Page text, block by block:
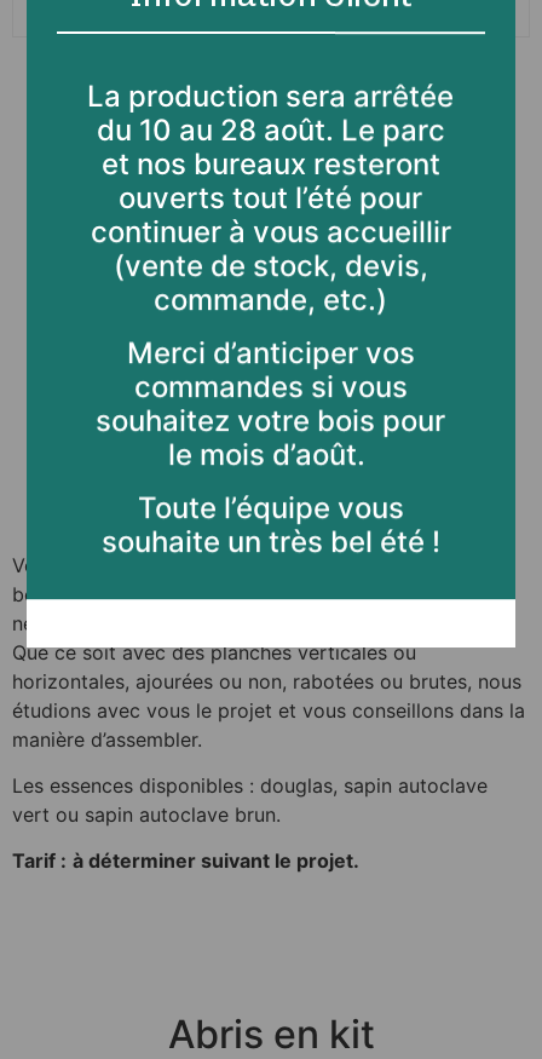
Sapin autoclave brun
Brise-vue et clôture
Vous souhaitez réaliser un brise-vue ou une clôture en
bois originale ? Nous pouvons vous fournir tout le
nécessaire d’assemblage afin de réaliser votre projet.
Que ce soit avec des planches verticales ou
horizontales, ajourées ou non, rabotées ou brutes, nous
étudions avec vous le projet et vous conseillons dans la
manière d’assembler.
Les essences disponibles : douglas, sapin autoclave
vert ou sapin autoclave brun.
Tarif : à déterminer suivant le projet.
Abris en kit
La production sera arrêtée
du 10 au 28 août. Le parc
et nos bureaux resteront
ouverts tout l’été pour
continuer à vous accueillir
(vente de stock, devis,
commande, etc.)
Merci d’anticiper vos
commandes si vous
souhaitez votre bois pour
le mois d’août.
Toute l’équipe vous
souhaite un très bel été !